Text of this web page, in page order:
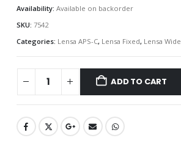
Availability: Available on backorder
SKU: 7542
Categories: Lensa APS-C, Lensa Fixed, Lensa Wide
ADD TO CART